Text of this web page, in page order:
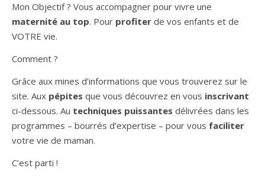
Mon Objectif ? Vous accompagner pour vivre une
maternité au top. Pour profiter de vos enfants et de
VOTRE vie.
Comment ?
Grâce aux mines d’informations que vous trouverez sur le
site. Aux pépites que vous découvrez en vous inscrivant
ci-dessous. Au techniques puissantes délivrées dans les
programmes – bourrés d’expertise – pour vous faciliter
votre vie de maman.
C’est parti !